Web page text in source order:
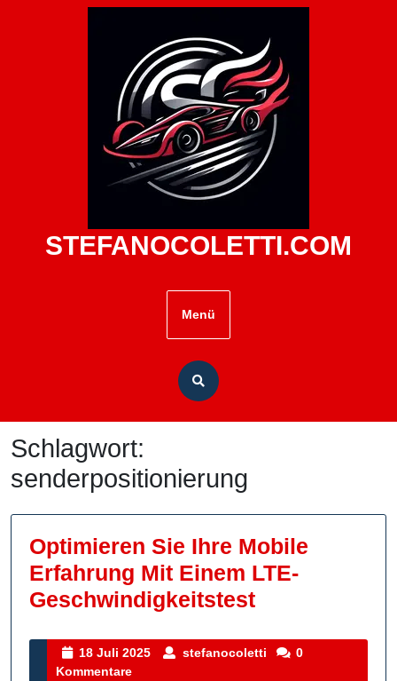
STEFANOCOLETTI.COM
Menü
Schlagwort:
senderpositionierung
Optimieren Sie Ihre Mobile
Erfahrung Mit Einem LTE-
GeschwindigkeitstestOptimieren
Ihre
18 Juli 2025
18
stefanocoletti stefanocoletti
0
Kommentare